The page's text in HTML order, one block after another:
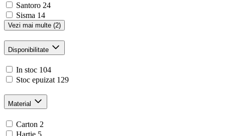
Santoro 24
Sisma 14
Vezi mai multe (2)
Disponibilitate
In stoc 104
Stoc epuizat 129
Material
Carton 2